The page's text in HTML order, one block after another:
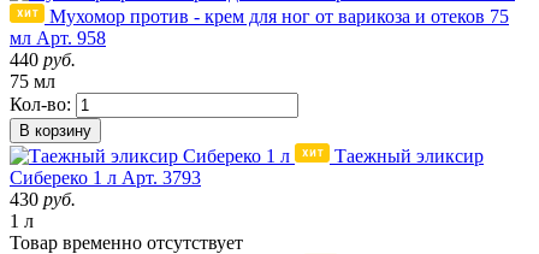
Мухомор против - крем для ног от варикоза и отеков 75
мл Арт. 958
440 руб.
75 мл
Кол-во:
В корзину
Таежный эликсир
Сибереко 1 л Арт. 3793
430 руб.
1 л
Товар временно отсутствует